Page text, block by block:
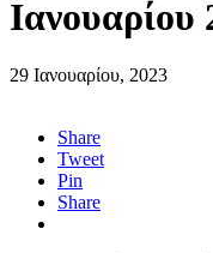
Ιανουαρίου
29 Ιανουαρίου, 2023
Share
Tweet
Pin
Share